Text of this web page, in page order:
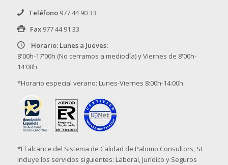
Teléfono 977 44 90 33
Fax 977 44 91 33
Horario: Lunes a Jueves:
8'00h-17'00h (No cerramos a mediodía) y Viernes de 8'00h-
14'00h
*Horario especial verano: Lunes-Viernes 8:00h-14:00h
*El alcance del Sistema de Calidad de Palomo Consultors, SL
incluye los servicios siguientes: Laboral, Jurídico y Seguros